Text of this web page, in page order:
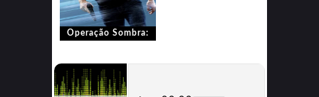
Operação Sombra: